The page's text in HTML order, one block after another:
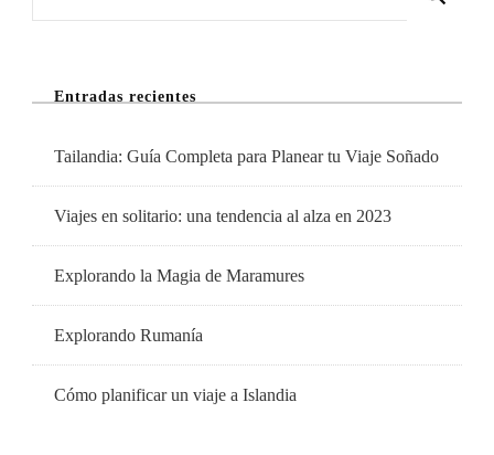
Playa
Entradas recientes
Tailandia: Guía Completa para Planear tu Viaje Soñado
Viajes en solitario: una tendencia al alza en 2023
Explorando la Magia de Maramures
Explorando Rumanía
Cómo planificar un viaje a Islandia